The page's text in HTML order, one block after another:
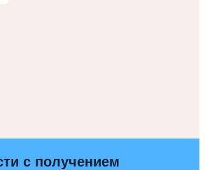
с получением